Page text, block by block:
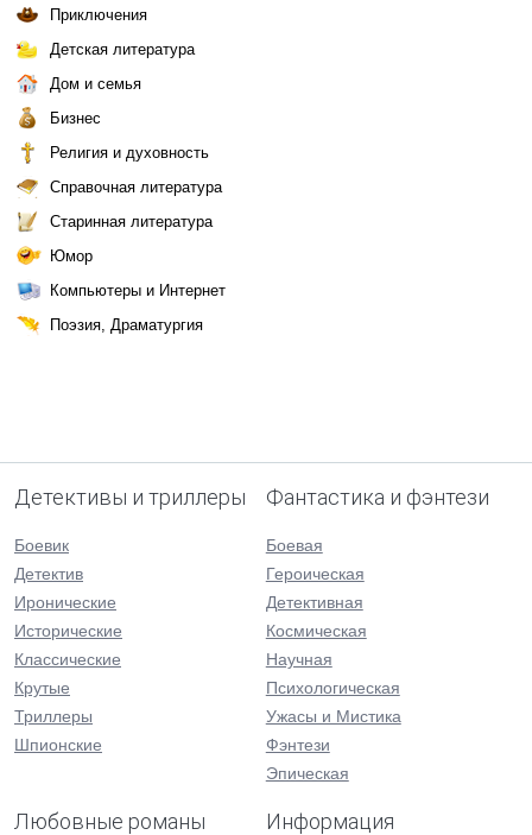
Приключения
Детская литература
Дом и семья
Бизнес
Религия и духовность
Справочная литература
Старинная литература
Юмор
Компьютеры и Интернет
Поэзия, Драматургия
Детективы и триллеры
Боевик
Детектив
Иронические
Исторические
Классические
Крутые
Триллеры
Шпионские
Фантастика и фэнтези
Боевая
Героическая
Детективная
Космическая
Научная
Психологическая
Ужасы и Мистика
Фэнтези
Эпическая
Любовные романы Информация